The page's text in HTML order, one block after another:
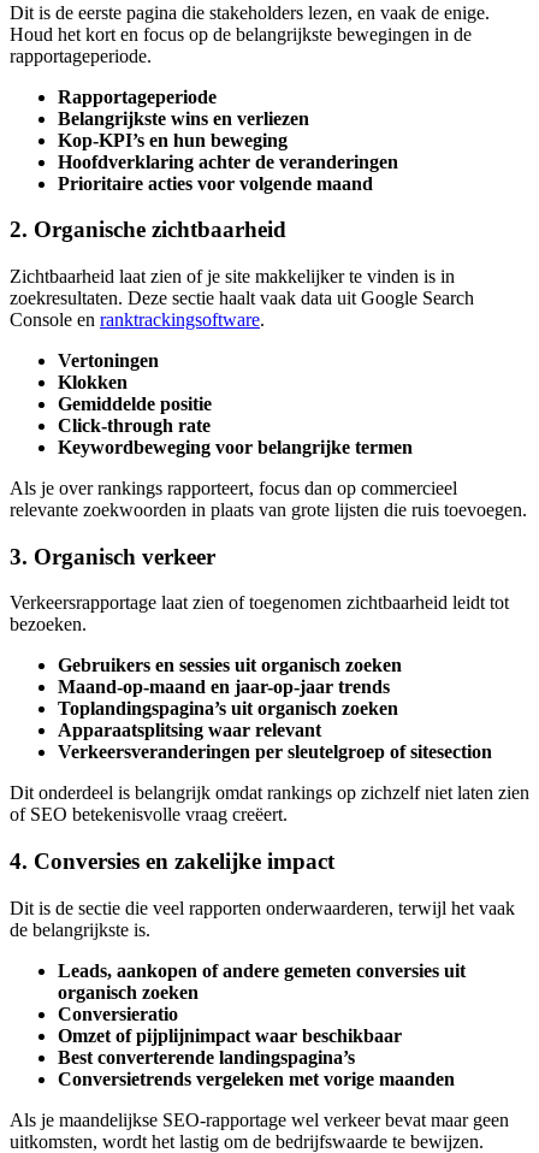
Dit is de eerste pagina die stakeholders lezen, en vaak de enige.
Houd het kort en focus op de belangrijkste bewegingen in de
rapportageperiode.
Rapportageperiode
Belangrijkste wins en verliezen
Kop-KPI’s en hun beweging
Hoofdverklaring achter de veranderingen
Prioritaire acties voor volgende maand
2. Organische zichtbaarheid
Zichtbaarheid laat zien of je site makkelijker te vinden is in
zoekresultaten. Deze sectie haalt vaak data uit Google Search
Console en ranktrackingsoftware.
Vertoningen
Klokken
Gemiddelde positie
Click-through rate
Keywordbeweging voor belangrijke termen
Als je over rankings rapporteert, focus dan op commercieel
relevante zoekwoorden in plaats van grote lijsten die ruis toevoegen.
3. Organisch verkeer
Verkeersrapportage laat zien of toegenomen zichtbaarheid leidt tot
bezoeken.
Gebruikers en sessies uit organisch zoeken
Maand-op-maand en jaar-op-jaar trends
Toplandingspagina’s uit organisch zoeken
Apparaatsplitsing waar relevant
Verkeersveranderingen per sleutelgroep of sitesection
Dit onderdeel is belangrijk omdat rankings op zichzelf niet laten zien
of SEO betekenisvolle vraag creëert.
4. Conversies en zakelijke impact
Dit is de sectie die veel rapporten onderwaarderen, terwijl het vaak
de belangrijkste is.
Leads, aankopen of andere gemeten conversies uit
organisch zoeken
Conversieratio
Omzet of pijplijnimpact waar beschikbaar
Best converterende landingspagina’s
Conversietrends vergeleken met vorige maanden
Als je maandelijkse SEO-rapportage wel verkeer bevat maar geen
uitkomsten, wordt het lastig om de bedrijfswaarde te bewijzen.